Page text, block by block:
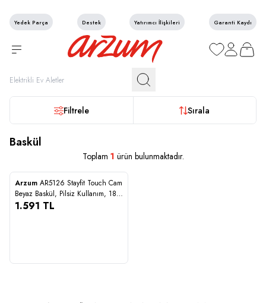
Yedek Parça Destek Yatırımcı İlişkileri Garanti Kaydı
Favorilerim
Hesabım
Sepetim
Filtrele Sırala
Baskül
Toplam 1 ürün bulunmaktadır.
Karşılaştır
STOĞA GELİNCE HABER VER
Arzum AR5126 Stayfit Touch Cam
Beyaz Baskül, Pilsiz Kullanım, 180
Kg’a Kadar Ölçüm Kapasitesi,
1.591 TL